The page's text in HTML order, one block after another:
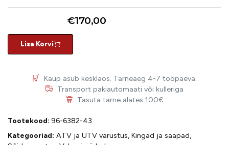
€170,00
Lisa Korvi
Kaup asub kesklaos. Tarneaeg 4-7 tööpäeva.
Transport pakiautomaati või kulleriga
Tasuta tarne alates 100€
Tootekood: 96-6382-43
Kategooriad: ATV ja UTV varustus, Kingad ja saapad,